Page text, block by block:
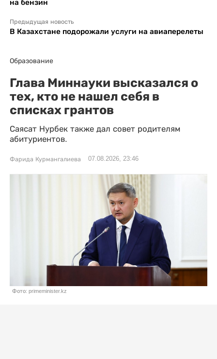
на бензин
Предыдущая новость
В Казахстане подорожали услуги на авиаперелеты
Образование
Глава Миннауки высказался о
тех, кто не нашел себя в
списках грантов
Саясат Нурбек также дал совет родителям
абитуриентов.
Фарида Курмангалиева 07.08.2026, 23:46
Фото: primeminister.kz